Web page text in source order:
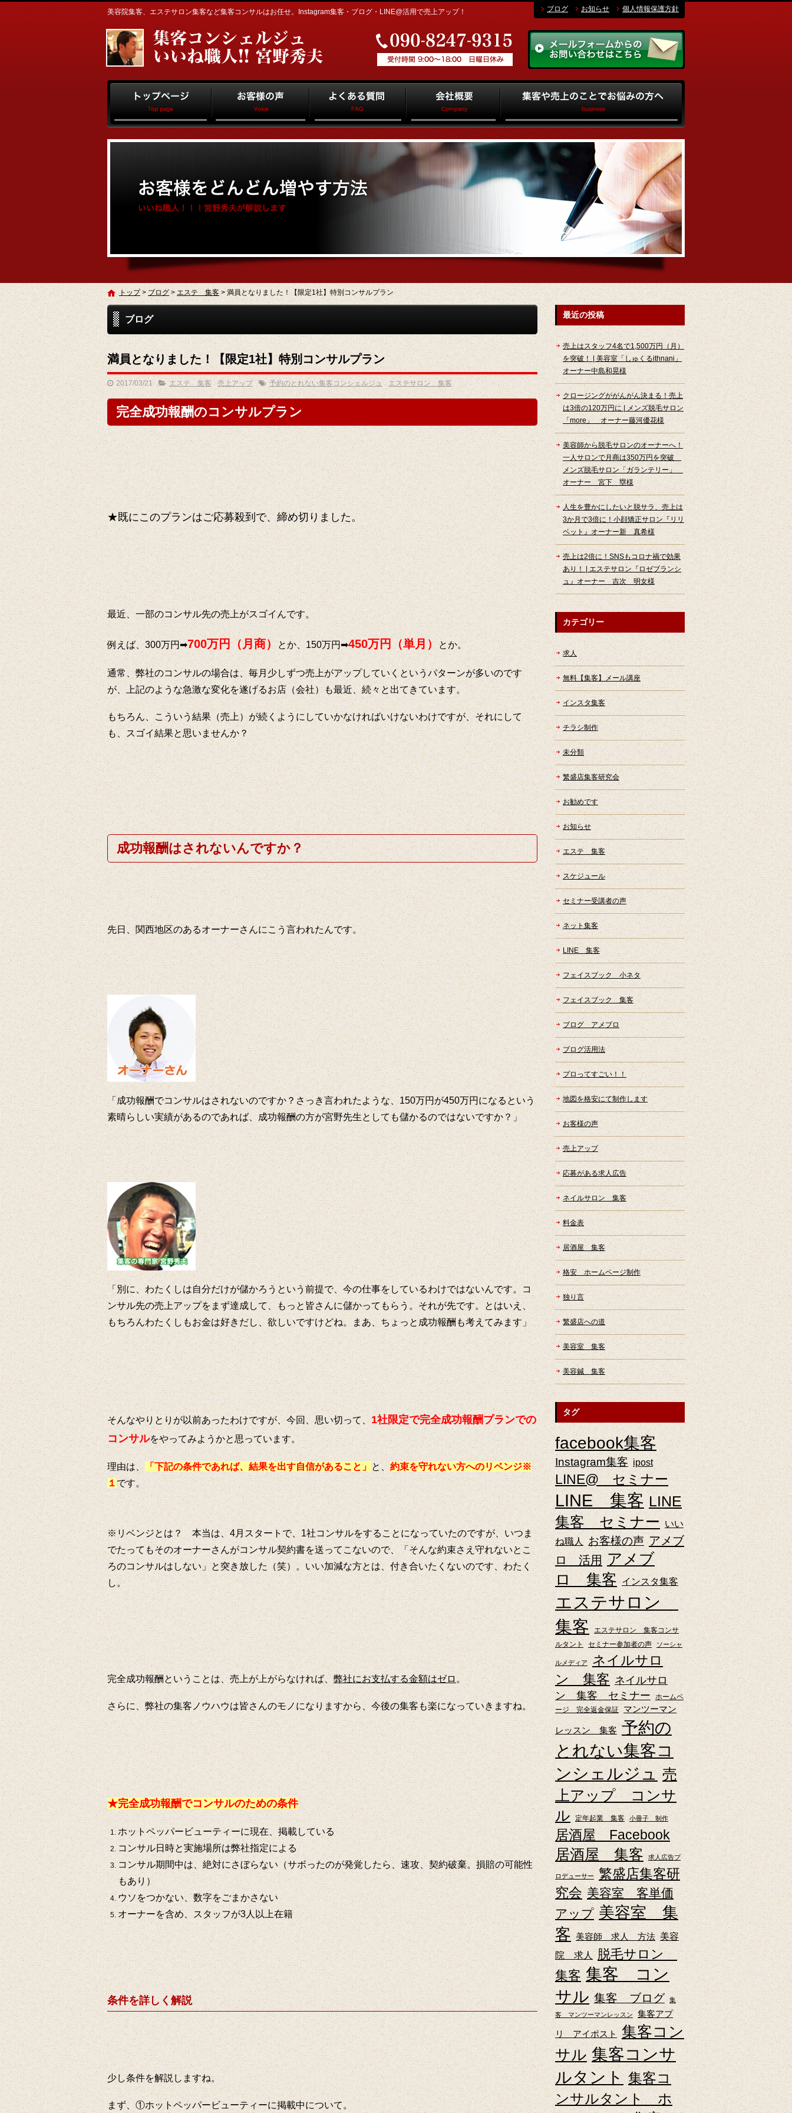
美容院集客、エステサロン集客など集客コンサルはお任せ。Instagram集客・ブログ・LINE@活用で売上アップ！ ブログ お知らせ 個人情報保護方針
トップ>ブログ>エステ 集客>満員となりました！【限定1社】特別コンサルプラン
ブログ
満員となりました！【限定1社】特別コンサルプラン
2017/03/21 エステ 集客 売上アップ 予約のとれない集客コンシェルジュ エステサロン 集客
完全成功報酬のコンサルプラン
★既にこのプランはご応募殺到で、締め切りました。
最近、一部のコンサル先の売上がスゴイんです。
例えば、300万円➡700万円（月商）とか、150万円➡450万円（単月）とか。
通常、弊社のコンサルの場合は、毎月少しずつ売上がアップしていくというパターンが多いのです
が、上記のような急激な変化を遂げるお店（会社）も最近、続々と出てきています。
もちろん、こういう結果（売上）が続くようにしていかなければいけないわけですが、それにして
も、スゴイ結果と思いませんか？
成功報酬はされないんですか？
先日、関西地区のあるオーナーさんにこう言われたんです。
「成功報酬でコンサルはされないのですか？さっき言われたような、150万円が450万円になるという
素晴らしい実績があるのであれば、成功報酬の方が宮野先生としても儲かるのではないですか？」
「別に、わたくしは自分だけが儲かろうという前提で、今の仕事をしているわけではないんです。コ
ンサル先の売上アップをまず達成して、もっと皆さんに儲かってもらう。それが先です。とはいえ、
もちろんわたくしもお金は好きだし、欲しいですけどね。まあ、ちょっと成功報酬も考えてみます」
そんなやりとりが以前あったわけですが、今回、思い切って、1社限定で完全成功報酬プランでの
コンサルをやってみようかと思っています。
理由は、 「下記の条件であれば、結果を出す自信があること」 と、約束を守れない方へのリベンジ※
１です。
※リベンジとは？ 本当は、4月スタートで、1社コンサルをすることになっていたのですが、いつま
でたってもそのオーナーさんがコンサル契約書を送ってこないので、「そんな約束さえ守れないとこ
ろのコンサルはしない」と突き放した（笑）。いい加減な方とは、付き合いたくないのです、わたく
し。
完全成功報酬ということは、売上が上がらなければ、弊社にお支払する金額はゼロ。
さらに、弊社の集客ノウハウは皆さんのモノになりますから、今後の集客も楽になっていきますね。
★完全成功報酬でコンサルのための条件
ホットペッパービューティーに現在、掲載している
コンサル日時と実施場所は弊社指定による
コンサル期間中は、絶対にさぼらない（サボったのが発覚したら、速攻、契約破棄。損賠の可能性
もあり）
ウソをつかない、数字をごまかさない
オーナーを含め、スタッフが3人以上在籍
条件を詳しく解説
少し条件を解説しますね。
まず、①ホットペッパービューティーに掲載中について。
最近の投稿
売上はスタッフ4名で1,500万円（月）
を突破！ | 美容室「しゅくるithnani」
オーナー中島和晃様
クロージングががんがん決まる！売上
は3倍の120万円に | メンズ脱毛サロン
「more」 オーナー藤河優花様
美容師から脱毛サロンのオーナーへ！
一人サロンで月商は350万円を突破
メンズ脱毛サロン「ガランテリー」
オーナー 宮下 塁様
人生を豊かにしたいと脱サラ、売上は
3か月で3倍に！小顔矯正サロン『リリ
ベット』オーナー新 真希様
売上は2倍に！SNSもコロナ禍で効果
あり！ | エステサロン『ロゼブランシ
ュ』オーナー 吉次 明女様
カテゴリー
求人
無料【集客】メール講座
インスタ集客
チラシ制作
未分類
繁盛店集客研究会
お勧めです
お知らせ
エステ 集客
スケジュール
セミナー受講者の声
ネット集客
LINE 集客
フェイスブック 小ネタ
フェイスブック 集客
ブログ アメブロ
ブログ活用法
プロってすごい！！
地図を格安にて制作します
お客様の声
売上アップ
応募がある求人広告
ネイルサロン 集客
料金表
居酒屋 集客
格安 ホームページ制作
独り言
繁盛店への道
美容室 集客
美容鍼 集客
タグ
facebook集客
Instagram集客 ipost
LINE@ セミナー
LINE 集客 LINE
集客 セミナー いい
ね職人 お客様の声 アメブ
ロ 活用 アメブ
ロ 集客 インスタ集客
エステサロン
集客 エステサロン 集客コンサ
ルタント セミナー参加者の声 ソーシャ
ルメディア
ネイルサロ
ン 集客 ネイルサロ
ン 集客 セミナー ホームペ
ージ 完全返金保証 マンツーマン
レッスン 集客 予約の
とれない集客コ
ンシェルジュ 売
上アップ コンサ
ル 定年起業 集客 小冊子 制作
居酒屋 Facebook
居酒屋 集客 求人広告プ
ロデューサー
繁盛店集客研
究会 美容室 客単価
アップ 美容室 集
客 美容師 求人 方法 美容
院 求人 脱毛サロン
集客 集客 コン
サル 集客 ブログ 集
客 マンツーマンレッスン
集客アプ
リ アイポスト 集客コン
サル 集客コンサ
ルタント 集客コ
ンサルタント ホ